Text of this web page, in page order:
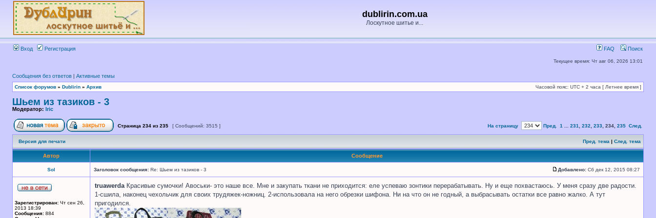
dublirin.com.ua
Лоскутное шитье и...
Вход Регистрация FAQ Поиск
Текущее время: Чт авг 06, 2026 13:01
Сообщения без ответов | Активные темы
Список форумов » Dublirin » Архив Часовой пояс: UTC + 2 часа [ Летнее время ]
Шьем из тазиков - 3
Модератор: Iric
Страница 234 из 235 [ Сообщений: 3515 ] На страницу Пред. 1 231 232 233 234 235 След.
Версия для печати Пред. тема | След. тема
Автор Сообщение
Sol Заголовок сообщения: Re: Шьем из тазиков - 3 Добавлено: Сб дек 12, 2015 08:27
Зарегистрирован: Чт сен 26,
2013 18:39
Сообщения: 884
truawerdaКрасивые сумочки! Авоськи- это наше все. Мне и закупать ткани не приходится: еле успеваю зонтики перерабатывать. Ну и еще похвастаюсь. У меня сразу две радости.
1-сшила, наконец чехольчик для своих трудяжек-ножниц. 2-использовала на него обрезки шифона. Ни на что он не годный, а выбрасывать остатки все равно жалко. А тут
пригодился.